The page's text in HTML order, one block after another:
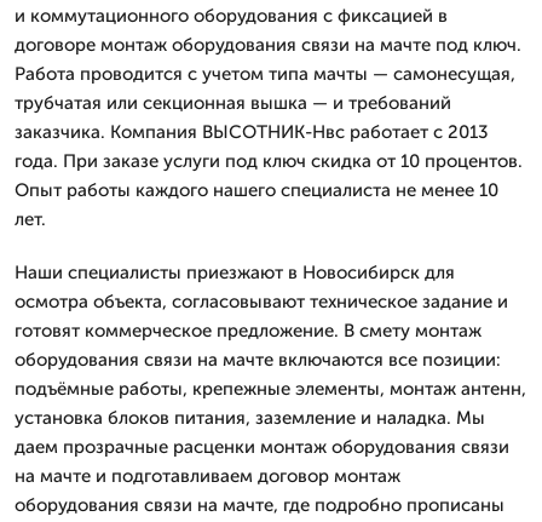
и коммутационного оборудования с фиксацией в
договоре монтаж оборудования связи на мачте под ключ.
Работа проводится с учетом типа мачты — самонесущая,
трубчатая или секционная вышка — и требований
заказчика. Компания ВЫСОТНИК-Нвс работает с 2013
года. При заказе услуги под ключ скидка от 10 процентов.
Опыт работы каждого нашего специалиста не менее 10
лет.
Наши специалисты приезжают в Новосибирск для
осмотра объекта, согласовывают техническое задание и
готовят коммерческое предложение. В смету монтаж
оборудования связи на мачте включаются все позиции:
подъёмные работы, крепежные элементы, монтаж антенн,
установка блоков питания, заземление и наладка. Мы
даем прозрачные расценки монтаж оборудования связи
на мачте и подготавливаем договор монтаж
оборудования связи на мачте, где подробно прописаны